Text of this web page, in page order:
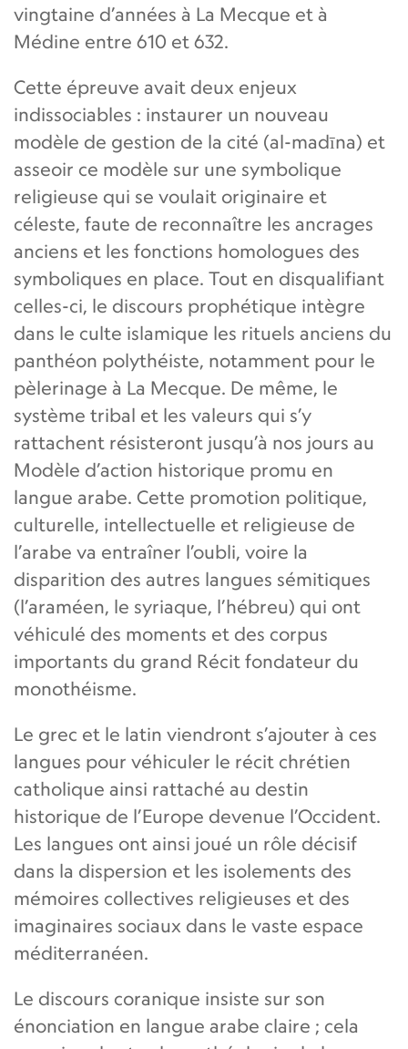
vingtaine d’années à La Mecque et à
Médine entre 610 et 632.
Cette épreuve avait deux enjeux
indissociables : instaurer un nouveau
modèle de gestion de la cité (al-madīna) et
asseoir ce modèle sur une symbolique
religieuse qui se voulait originaire et
céleste, faute de reconnaître les ancrages
anciens et les fonctions homologues des
symboliques en place. Tout en disqualifiant
celles-ci, le discours prophétique intègre
dans le culte islamique les rituels anciens du
panthéon polythéiste, notamment pour le
pèlerinage à La Mecque. De même, le
système tribal et les valeurs qui s’y
rattachent résisteront jusqu’à nos jours au
Modèle d’action historique promu en
langue arabe. Cette promotion politique,
culturelle, intellectuelle et religieuse de
l’arabe va entraîner l’oubli, voire la
disparition des autres langues sémitiques
(l’araméen, le syriaque, l’hébreu) qui ont
véhiculé des moments et des corpus
importants du grand Récit fondateur du
monothéisme.
Le grec et le latin viendront s’ajouter à ces
langues pour véhiculer le récit chrétien
catholique ainsi rattaché au destin
historique de l’Europe devenue l’Occident.
Les langues ont ainsi joué un rôle décisif
dans la dispersion et les isolements des
mémoires collectives religieuses et des
imaginaires sociaux dans le vaste espace
méditerranéen.
Le discours coranique insiste sur son
énonciation en langue arabe claire ; cela